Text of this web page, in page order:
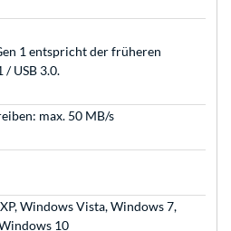
1 entspricht der früheren
/ USB 3.0.
max. 50 MB/s
Windows Vista, Windows 7,
10